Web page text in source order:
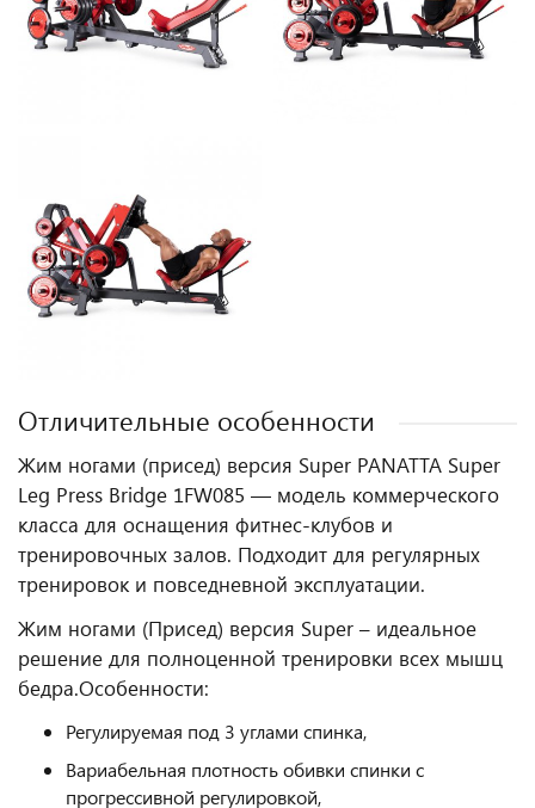
Отличительные особенности
Жим ногами (присед) версия Super PANATTA Super
Leg Press Bridge 1FW085 — модель коммерческого
класса для оснащения фитнес‑клубов и
тренировочных залов. Подходит для регулярных
тренировок и повседневной эксплуатации.
Жим ногами (Присед) версия Super – идеальное
решение для полноценной тренировки всех мышц
бедра.Особенности:
Регулируемая под 3 углами спинка,
Вариабельная плотность обивки спинки с
прогрессивной регулировкой,